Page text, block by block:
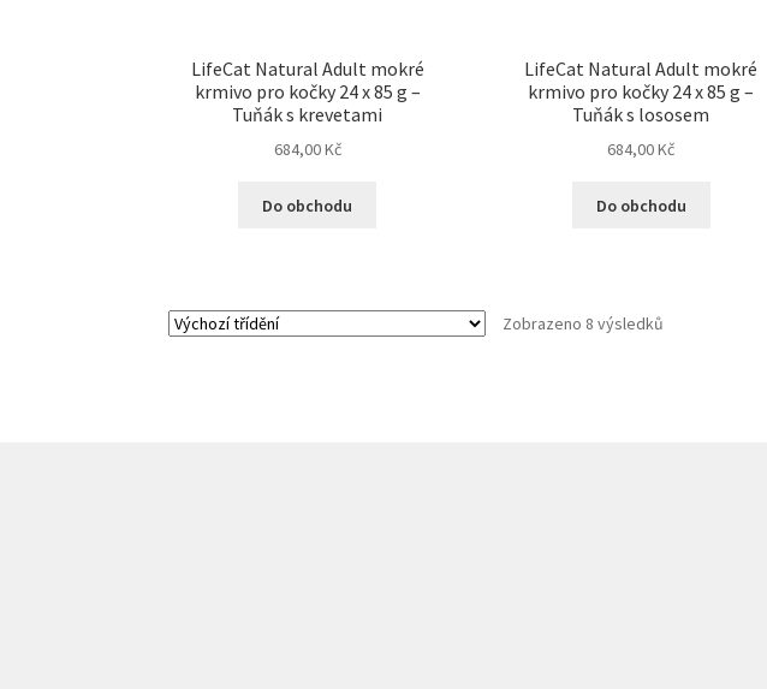
LifeCat Natural Adult mokré
krmivo pro kočky 24 x 85 g –
Tuňák s krevetami
684,00Kč
Do obchodu
LifeCat Natural Adult mokré
krmivo pro kočky 24 x 85 g –
Tuňák s lososem
684,00Kč
Do obchodu
Zobrazeno 8 výsledků